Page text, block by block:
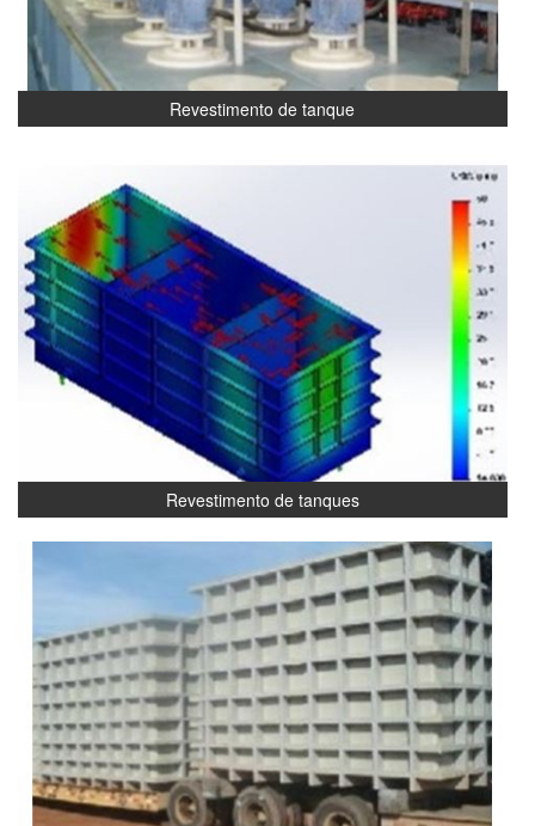
Revestimento de tanque
Revestimento de tanques